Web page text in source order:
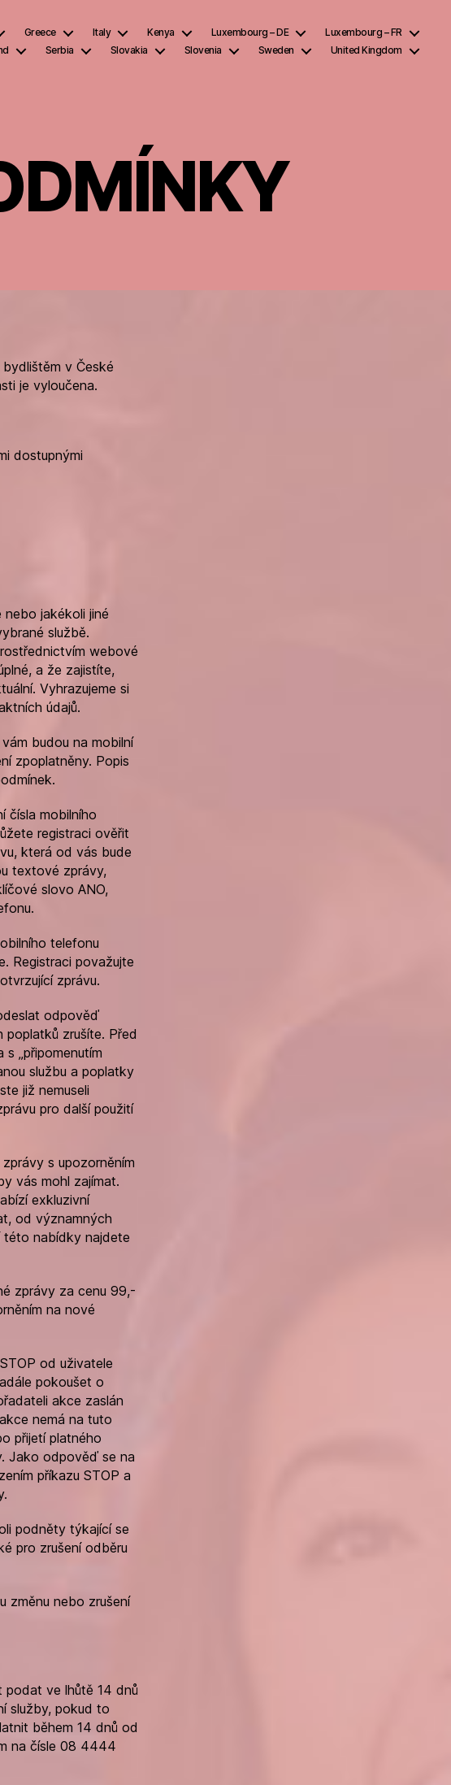
Greece Italy Kenya Luxembourg – DE
Luxembourg – FR
Serbia Slovakia Slovenia Sweden United Kingdom
v České
je vyloučena.
dostupnými
nebo jakékoli jiné
službě.
webové
a že zajistíte,
Vyhrazujeme si
údajů.
budou na mobilní
zpoplatněny. Popis
čísla mobilního
registraci ověřit
která od vás bude
textové zprávy,
slovo ANO,
telefonu
Registraci považujte
zprávu.
odpověď
poplatků zrušíte. Před
„připomenutím
službu a poplatky
již nemuseli
pro další použití
s upozorněním
vás mohl zajímat.
exkluzivní
od významných
této nabídky najdete
zprávy za cenu 99,-
na nové
od uživatele
pokoušet o
akce zaslán
nemá na tuto
přijetí platného
Jako odpověď se na
příkazu STOP a
podněty týkající se
pro zrušení odběru
změnu nebo zrušení
podat ve lhůtě 14 dnů
služby, pokud to
během 14 dnů od
na čísle 08 4444